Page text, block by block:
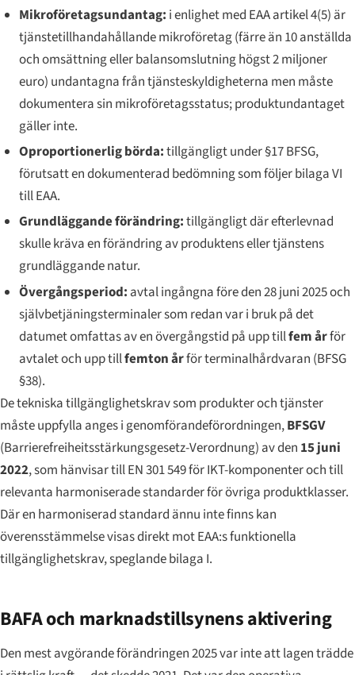
Mikroföretagsundantag: i enlighet med EAA artikel 4(5) är
tjänstetillhandahållande mikroföretag (färre än 10 anställda
och omsättning eller balansomslutning högst 2 miljoner
euro) undantagna från tjänsteskyldigheterna men måste
dokumentera sin mikroföretagsstatus; produktundantaget
gällerinte.
Oproportionerlig börda:tillgängligt under §17 BFSG,
förutsatt en dokumenterad bedömning som följer bilaga VI
till EAA.
Grundläggande förändring:tillgängligt där efterlevnad
skulle kräva en förändring av produktens eller tjänstens
grundläggande natur.
Övergångsperiod: avtal ingångna före den 28 juni 2025 och
självbetjäningsterminaler som redan var i bruk på det
datumet omfattas av en övergångstid på upp tillfem årför
avtalet och upp tillfemton årför terminalhårdvaran (BFSG
§38).
De tekniska tillgänglighetskrav som produkter och tjänster
måste uppfylla anges i genomförandeförordningen,BFSGV
(Barrierefreiheitsstärkungsgesetz-Verordnung) av den 15 juni
2022, som hänvisar till EN 301 549 för IKT-komponenter och till
relevanta harmoniserade standarder för övriga produktklasser.
Där en harmoniserad standard ännu inte finns kan
överensstämmelse visas direkt mot EAA:s funktionella
tillgänglighetskrav, speglande bilaga I.
BAFA och marknadstillsynens aktivering
Den mest avgörande förändringen 2025 var inte att lagen trädde